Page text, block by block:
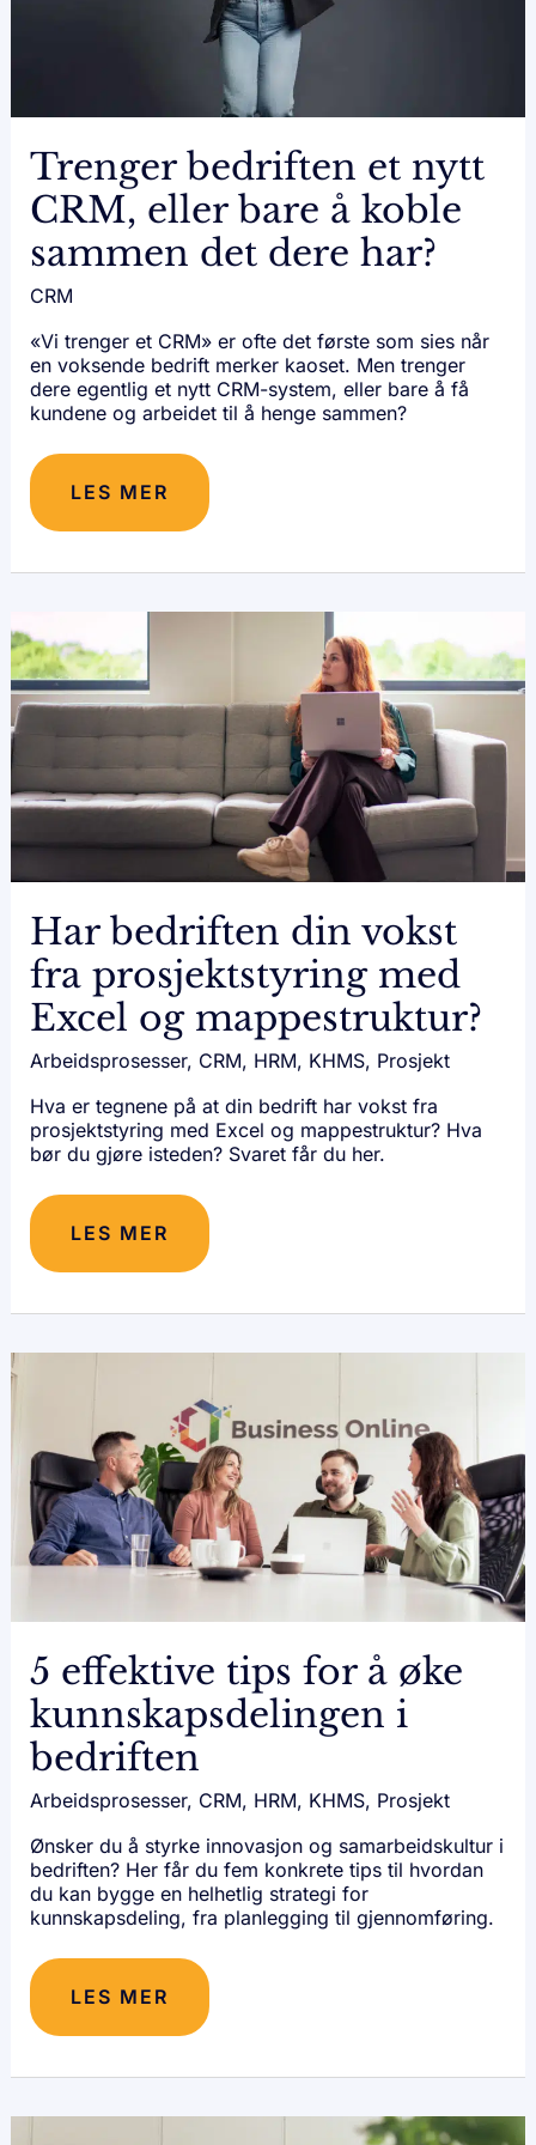
Trenger bedriften et nytt
CRM, eller bare å koble
sammen det dere har?
CRM
«Vi trenger et CRM» er ofte det første som sies når
en voksende bedrift merker kaoset. Men trenger
dere egentlig et nytt CRM-system, eller bare å få
kundene og arbeidet til å henge sammen?
HAR?
LES MER
Har bedriften din vokst
fra prosjektstyring med
Excel og mappestruktur?
Arbeidsprosesser, CRM, HRM, KHMS, Prosjekt
Hva er tegnene på at din bedrift har vokst fra
prosjektstyring med Excel og mappestruktur? Hva
bør du gjøre isteden? Svaret får du her.
BEDRIFTEN
DIN
VOKST
FRA
PROSJEKTSTYRING
MED
LES MER
5 effektive tips for å øke
kunnskapsdelingen i
bedriften
Arbeidsprosesser, CRM, HRM, KHMS, Prosjekt
Ønsker du å styrke innovasjon og samarbeidskultur i
bedriften? Her får du fem konkrete tips til hvordan
du kan bygge en helhetlig strategi for
kunnskapsdeling, fra planlegging til gjennomføring.
TIPS
FOR
Å
ØKE
KUNNSKAPSDELINGEN
I
LES MER